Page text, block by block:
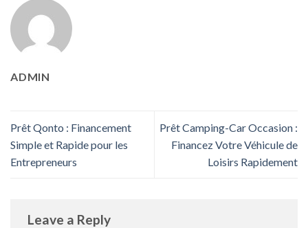
ADMIN
Prêt Qonto : Financement
Simple et Rapide pour les
Entrepreneurs
Prêt Camping-Car Occasion :
Financez Votre Véhicule de
Loisirs Rapidement
Leave a Reply